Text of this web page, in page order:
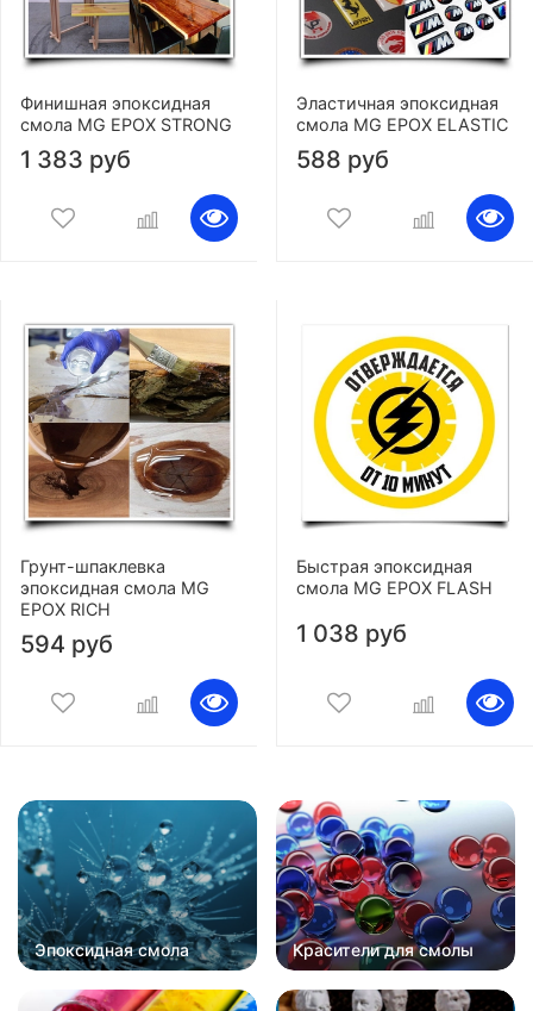
Финишная эпоксидная
смола MG EPOX STRONG
1 383 руб
Эластичная эпоксидная
смола MG EPOX ELASTIC
588 руб
Грунт-шпаклевка
эпоксидная смола MG
EPOX RICH
594 руб
Быстрая эпоксидная
смола MG EPOX FLASH
1 038 руб
Эпоксидная смола Красители для смолы